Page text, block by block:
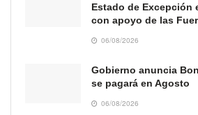
Estado de Excepción
con apoyo de las
06/08/2026
Gobierno anuncia
se pagará en Agosto
06/08/2026